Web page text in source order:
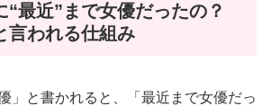
“最近”まで女優だったの？
言われる仕組み
」と書かれると、「最近まで女優だっ